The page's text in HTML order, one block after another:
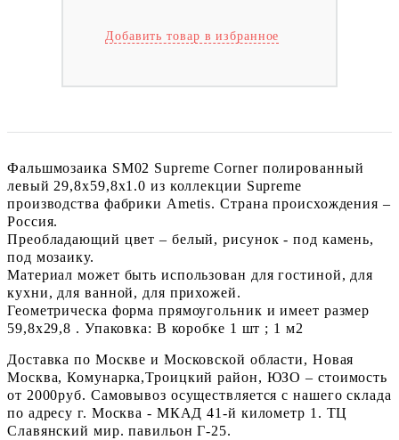
Добавить товар в избранное
Фальшмозаика SM02 Supreme Corner полированный
левый 29,8x59,8x1.0 из коллекции Supreme
производства фабрики Ametis. Страна происхождения –
Россия.
Преобладающий цвет – белый, рисунок - под камень,
под мозаику.
Материал может быть использован для гостиной, для
кухни, для ванной, для прихожей.
Геометрическа форма прямоугольник и имеет размер
59,8x29,8 . Упаковка: В коробке 1 шт ; 1 м2
Доставка по Москве и Московской области, Новая
Москва, Комунарка,Троицкий район, ЮЗО – стоимость
от 2000руб. Самовывоз осуществляется с нашего склада
по адресу г. Москва - МКАД 41-й километр 1. ТЦ
Славянский мир. павильон Г-25.